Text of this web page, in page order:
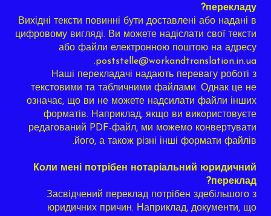
перекладу?
Вихідні тексти повинні бути доставлені або надані в
цифровому вигляді. Ви можете надіслати свої тексти
або файли електронною поштою на адресу
poststelle@workandtranslation.in.ua.
Наші перекладачі надають перевагу роботі з
текстовими та табличними файлами. Однак це не
означає, що ви не можете надсилати файли інших
форматів. Наприклад, якщо ви використовуєте
редагований PDF-файл, ми можемо конвертувати
його, а також різні інші формати файлів.
Коли мені потрібен нотаріальний юридичний
переклад?
Засвідчений переклад потрібен здебільшого з
юридичних причин. Наприклад, документи, що